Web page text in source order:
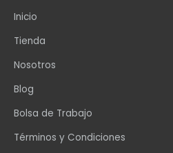
Inicio
Tienda
Nosotros
Blog
Bolsa de Trabajo
Términos y Condiciones